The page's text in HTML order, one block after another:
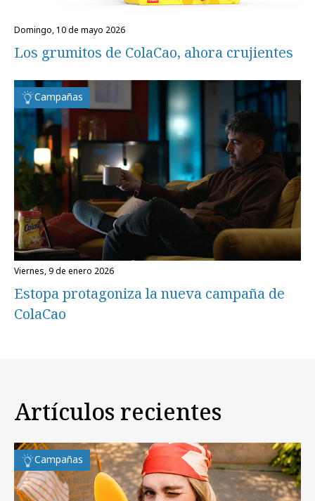
domingo, 10 de mayo 2026
Los grumitos de ColaCao, ahora crujientes
Campañas
viernes, 9 de enero 2026
Estopa protagoniza la nueva campaña de
ColaCao
Artículos recientes
Campañas